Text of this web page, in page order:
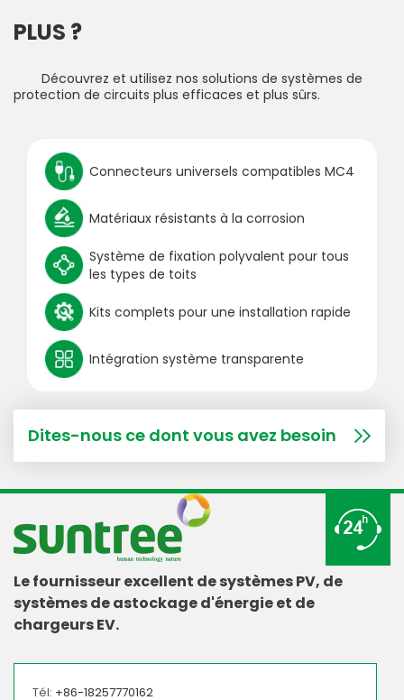
PLUS ?
Découvrez et utilisez nos solutions de systèmes de
protection de circuits plus efficaces et plus sûrs.
Connecteurs universels compatibles MC4
Matériaux résistants à la corrosion
Système de fixation polyvalent pour tous
les types de toits
Kits complets pour une installation rapide
Intégration système transparente
Dites-nous ce dont vous avez besoin
Le fournisseur excellent de systèmes PV, de
systèmes de astockage d'énergie et de
chargeurs EV.
Tél: +86-18257770162